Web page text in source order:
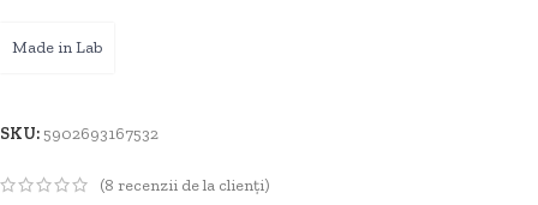
Made in Lab
SKU: 5902693167532
(8 recenzii de la clienți)